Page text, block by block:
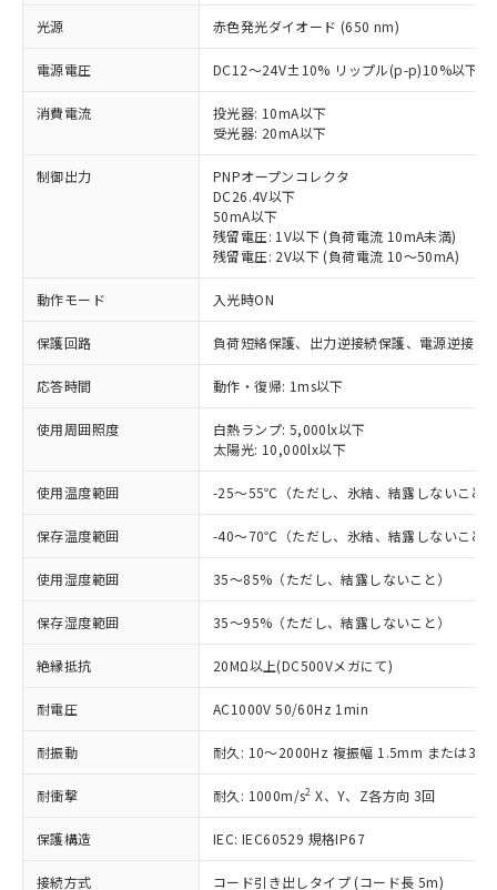
光源 赤色発光ダイオード (650 nm)
電源電圧 DC12～24V±10% リップル(p-p)10%以下
消費電流
投光器: 10mA以下
受光器: 20mA以下
制御出力
PNPオープンコレクタ
DC26.4V以下
50mA以下
残留電圧: 1V以下 (負荷電流 10mA未満)
残留電圧: 2V以下 (負荷電流 10～50mA)
動作モード 入光時ON
保護回路 負荷短絡保護、出力逆接続保護、電源逆接続
応答時間 動作・復帰: 1ms以下
使用周囲照度
白熱ランプ: 5,000lx以下
太陽光: 10,000lx以下
使用温度範囲 -25～55℃（ただし、氷結、結露しないこと
保存温度範囲 -40～70℃（ただし、氷結、結露しないこと
使用湿度範囲 35～85%（ただし、結露しないこと）
保存湿度範囲 35～95%（ただし、結露しないこと）
絶縁抵抗 20MΩ以上(DC500Vメガにて)
耐電圧 AC1000V 50/60Hz 1min
耐振動 耐久: 10～2000Hz 複振幅 1.5mm または
耐衝撃 耐久: 1000m/s2 X、Y、Z各方向 3回
保護構造 IEC: IEC60529 規格IP67
接続方式 コード引き出しタイプ (コード長 5m)
ご利用条件
以下の条件をお読みいただき、同意のうえ
ご利用ください。
本サービスは、当社制御機器事業取扱
商品の当社在庫状況および標準価格
(税抜)を提供させていただくもので
当社制御機器事業取扱商品の中には、
本サービスの対象外となる商品もある
ことをご了承ください。
在庫状況および標準価格照会結果は、
記載している更新日時点での社内デー
タに基づき作成されるものであり、閲
覧された時点での実際の在庫および標
準価格とは異なる場合があることをご
了承ください。
対応済み：EU RoHS指令（10物質）の
非含有に対応した製品が提供可能な商品で
す。
対応予定：EU RoHS指令（10物質）の非含
有に対応した製品に切り替える予定のある
商品です。
対応予定なし：EU RoHS指令（10物質）の
非含有に非対応の商品で、対応品を出す予
定はありません。
調査・確認中：EU RoHS指令（10物質）の
非含有の対応状況を調査中または確認中の
商品です。
害物質有無と関係のない商品です。
仕入先様の事情により、非含有部品として
いたものが、含有品と判明した場合などや
むを得ず変更することがあります。
*EU RoHS指令（10物質）：
六価クロム(Cr(Ⅵ)) 1000ppm以下、ポリ臭化ビフェニル
類(PBB) 1000ppm以下、ポリ臭化ジフェニルエーテル類
(PBDE) 1000ppm以下、フタル酸ビス(2-エチルヘキシ
※1 中国RoHS○×表
「○」：最大均質材料含有率が中国RoHSの
基準値以下であることを示します。
基準値を超えていることを示します。
「－」：未確認です。当社販売部門へお問
*中国RoHS10物質の基準値 (GB/T26572)：
Pb(鉛) :1000ppm、 Hg(水銀) : 1000ppm、 Cd(カドミウ
ム) : 100ppm、
Cr(Ⅵ)(六価クロム) : 1000ppm、 PBBs(ポリ臭化ビフェ
ニル類) : 1000ppm、 PBDEs(ポリ臭化ジフェニルエーテ
当社は、これら貴社製品のうち、外国
為替および外国貿易法に定める商品
（以下｢規制貨物等」という）を輸出
または国外への提供する場合は、日本
国政府の輸出許可(または役務取引許
可)を取得するなどの必要な手続きを
とります。
一定数以上の在庫あり